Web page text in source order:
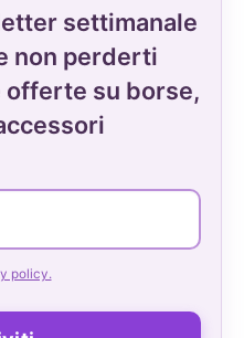
settimanale
non perderti
su borse,
policy.